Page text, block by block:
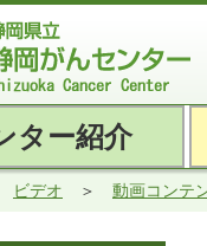
ター紹介
ビデオ 動画コンテ